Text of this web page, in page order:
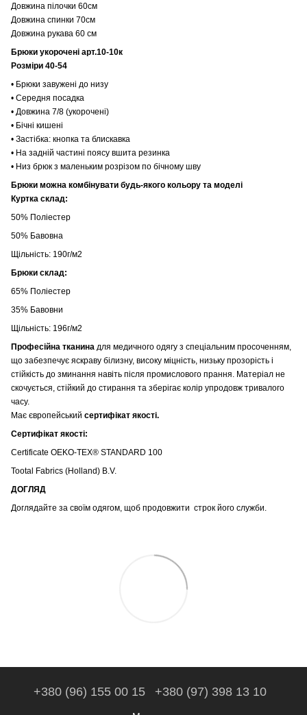
Довжина пілочки 60см
Довжина спинки 70см
Довжина рукава 60 см
Брюки укорочені арт.10-10к
Розміри 40-54
• Брюки завужені до низу
• Середня посадка
• Довжина 7/8 (укорочені)
• Бічні кишені
• Застібка: кнопка та блискавка
• На задній частині поясу вшита резинка
• Низ брюк з маленьким розрізом по бічному шву
Брюки можна комбінувати будь-якого кольору та моделі
Куртка склад:
50% Поліестер
50% Бавовна
Щільність: 190г/м2
Брюки склад:
65% Поліестер
35% Бавовни
Щільність: 196г/м2
Професійна тканина для медичного одягу з спеціальним просоченням,
що забезпечує яскраву білизну, високу міцність, низьку прозорість і
стійкість до зминання навіть після промислового прання. Матеріал не
скочується, стійкий до стирання та зберігає колір упродовж тривалого
часу.
Має європейський сертифікат якості.
Сертифікат якості:
Certificate OEKO-TEX® STANDARD 100
Tootal Fabrics (Holland) B.V.
ДОГЛЯД
Доглядайте за своїм одягом, щоб продовжити строк його служби.
+380 (96) 155 00 15 +380 (97) 398 13 10